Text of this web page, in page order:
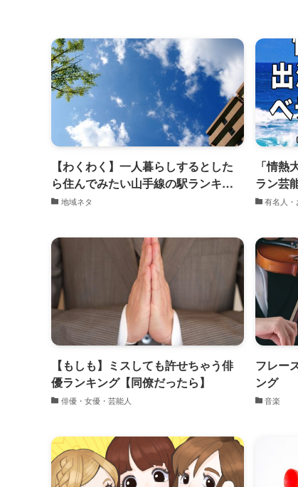
【わくわく】一人暮らしするとした
ら住んでみたい山手線の駅ランキン
グ！地域ネタ
「情
ラン芸
有名人・
【もしも】ミスしても許せちゃう俳
優ランキング【同僚だったら】
俳優・女優・芸能人
フレー
ング
音楽